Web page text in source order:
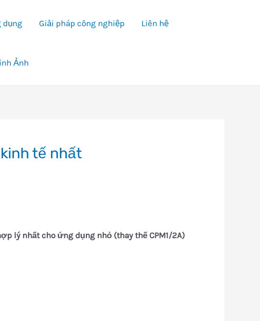
dụng Giải pháp công nghiệp Liên hệ
Ảnh
kinh tế nhất
lý nhất cho ứng dụng nhỏ (thay thế CPM1/2A)